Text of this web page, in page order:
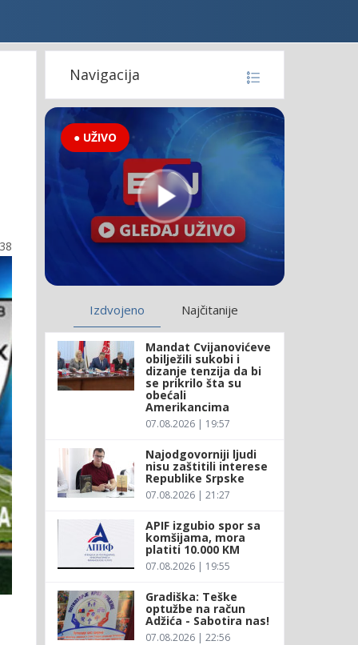
Navigacija
● UŽIVO
Izdvojeno Najčitanije
Mandat Cvijanovićeve
obilježili sukobi i
dizanje tenzija da bi
se prikrilo šta su
obećali
Amerikancima
07.08.2026 | 19:57
Najodgovorniji ljudi
nisu zaštitili interese
Republike Srpske
07.08.2026 | 21:27
APIF izgubio spor sa
komšijama, mora
platiti 10.000 KM
07.08.2026 | 19:55
Gradiška: Teške
optužbe na račun
Adžića - Sabotira nas!
07.08.2026 | 22:56